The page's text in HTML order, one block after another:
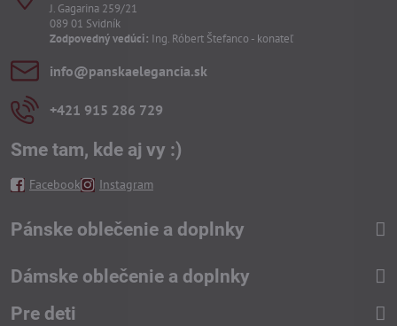
J. Gagarina 259/21
089 01 Svidník
Zodpovedný vedúci: Ing. Róbert Štefanco - konateľ
info​@panskaelegancia​.sk
+421 915 286 729
Sme tam, kde aj vy :)
Facebook Instagram
Pánske oblečenie a doplnky
Dámske oblečenie a doplnky
Pre deti